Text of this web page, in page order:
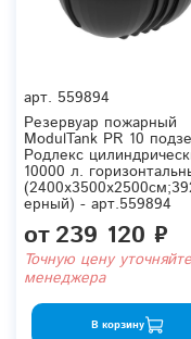
арт. 559894
Резервуар пожарный
ModulTank PR 10
Родлекс
10000 л.
ерный) - арт.559894
от239 120 ₽
Точную цену
менеджера
В корзину